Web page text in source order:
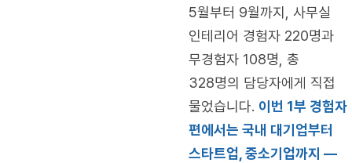
5월부터 9월까지, 사무실
인테리어 경험자 220명과
무경험자 108명, 총
328명의 담당자에게 직접
물었습니다. 이번 1부 경험자
편에서는 국내 대기업부터
스타트업, 중소기업까지 —